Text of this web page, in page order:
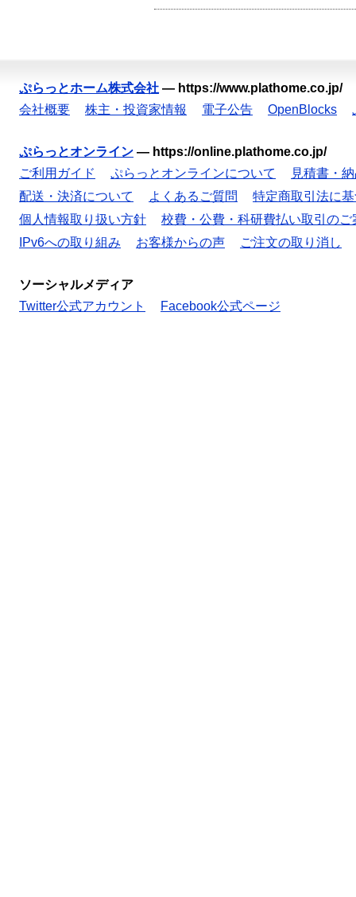
ぷらっとホーム株式会社 — https://www.plathome.co.jp/
会社概要
株主・投資家情報 電子公告 OpenBlocks
ぷらっとオンライン — https://online.plathome.co.jp/
ご利用ガイド
ぷらっとオンラインについて
見積書・
配送・決済について
よくあるご質問
特定商取引法に
個人情報取り扱い方針
校費・公費・科研費払い取引のご
IPv6への取り組み
お客様からの声 ご注文の取り消し
ソーシャルメディア
Twitter公式アカウント
Facebook公式ページ